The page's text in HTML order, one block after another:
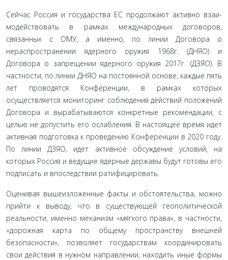
Сейчас Россия и государства ЕС продолжают активно взаи­
модействовать в рамках международных договоров,
связанных с ОМУ, а именно, по линии Договора о
нераспространении ядер­ного оружия 1968г. (ДНЯО) и
Договора о запрещении ядерного оружия 2017г. (ДЗЯО). В
частности, по линии ДНЯО на постоян­ной основе, каждые пять
лет проводятся Конференции, в рам­ках которых
осуществляется мониторинг соблюдения действий положений
Договора и вырабатываются конкретные рекомен­дации, с
целью не допустить его ослабления. В настоящее вре­мя идет
активная подготовка к проведению Конференции в 2020 году.
По линии ДЗЯО, идет активное обсуждение условий, на
которых Россия и ведущие ядерные державы будут готовы его
подписать и впоследствии ратифицировать.
Оценивая вышеизложенные факты и обстоятельства, можно
прийти к выводу, что в существующей геополитиче­ской
реальности, именно механизм «мягкого права», в част­ности,
«дорожная карта по общему пространству внешней
безопасности», позволяет государствам координировать
свои действия в нужном направлении, находить иные формы